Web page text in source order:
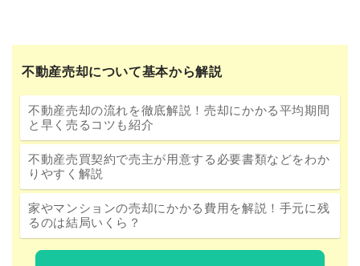
不動産売却について基本から解説
不動産売却の流れを徹底解説！売却にかかる平均期間
と早く売るコツも紹介
不動産売買契約で売主が用意する必要書類などをわか
りやすく解説
家やマンションの売却にかかる費用を解説！手元に残
るのは結局いくら？